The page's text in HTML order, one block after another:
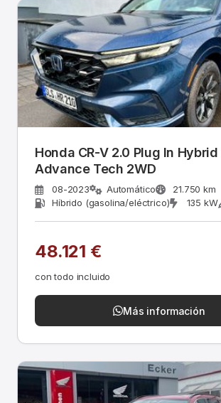
Honda CR-V 2.0 Plug In Hybrid
Advance Tech 2WD
08-2023 Automático
21.750 km
Híbrido (gasolina/eléctrico)
135 kW
48.121 €
con todo incluido
Más información